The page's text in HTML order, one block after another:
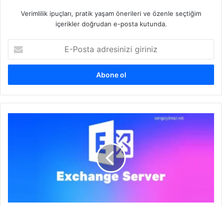
Verimlilik ipuçları, pratik yaşam önerileri ve özenle seçtiğim
içerikler doğrudan e-posta kutunda.
Posta
adresinizi